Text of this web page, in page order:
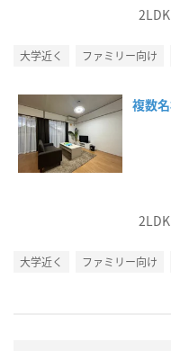
2LDK
大学近く ファミリー向け
複数
2LDK
大学近く ファミリー向け